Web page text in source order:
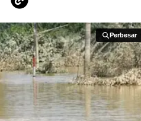
Perbesar
Perbesar